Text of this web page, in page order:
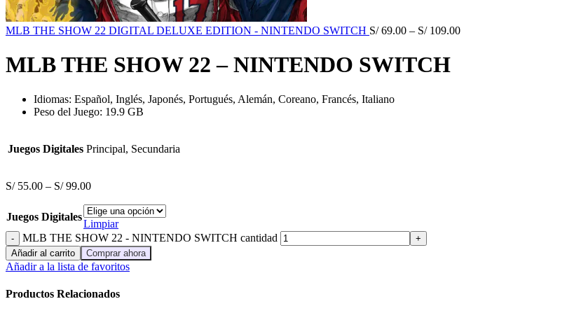
MLB THE SHOW 22 DIGITAL DELUXE EDITION - NINTENDO SWITCH S/69.00 – S/109.00
MLB THE SHOW 22 – NINTENDO SWITCH
Idiomas: Español, Inglés, Japonés, Portugués, Alemán, Coreano, Francés, Italiano
Peso del Juego: 19.9 GB
Juegos Digitales Principal, Secundaria
S/55.00 – S/99.00
Juegos Digitales
Limpiar
MLB THE SHOW 22 - NINTENDO SWITCH cantidad
Añadir al carrito Comprar ahora
Añadir a la lista de favoritos
Productos Relacionados